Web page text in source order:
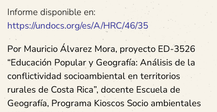
Informe disponible en:
https://undocs.org/es/A/HRC/46/35
Por Mauricio Álvarez Mora, proyecto ED-3526
“Educación Popular y Geografía: Análisis de la
conflictividad socioambiental en territorios
rurales de Costa Rica”, docente Escuela de
Geografía, Programa Kioscos Socio ambientales